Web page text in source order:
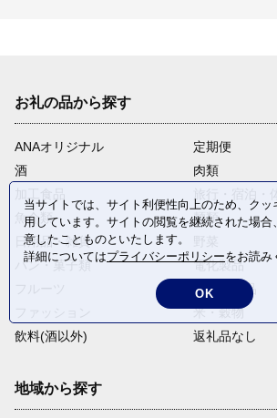
お礼の品から探す
ANAオリジナル
定期便
酒
肉類
魚介類
麺類
日用品・雑貨
パン・菓子類
電化製品
卵・乳製品
米・穀物
飲料(酒以外)
返礼品なし
地域から探す
当サイトでは、サイト利便性向上のため、クッ
用しています。サイトの閲覧を継続された場合
意したことものといたします。
詳細についてはプライバシーポリシーをお読み
OK